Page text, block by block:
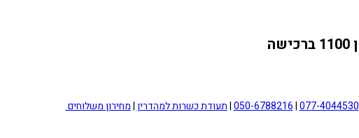
077-4044530
|
050-6788216
|תעודת כשרות למהדרין|מחירון משלוחים